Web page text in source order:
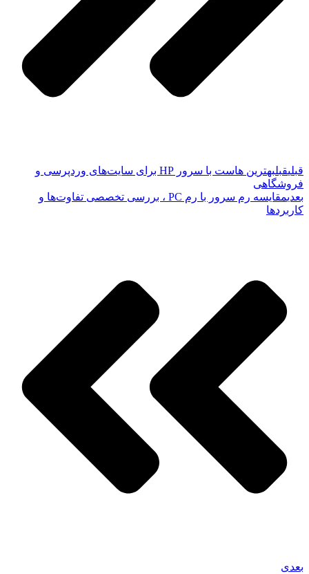
قبلیقبل
بهترین هاست با سرور HP برای سایت‌های وردپرسی و
فروشگاهی
بعدی
مقایسه رم سرور با رم PC ، بررسی تخصصی تفاوت‌ها و
کاربردها
بعدی